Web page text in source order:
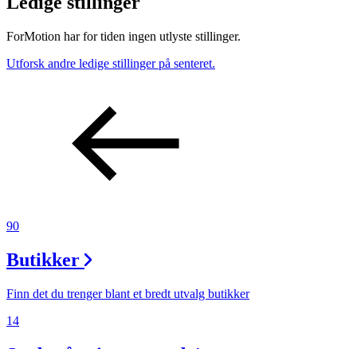
ForMotion har for tiden ingen utlyste stillinger.
Utforsk andre ledige stillinger på senteret.
90
Butikker
Finn det du trenger blant et bredt utvalg butikker
14